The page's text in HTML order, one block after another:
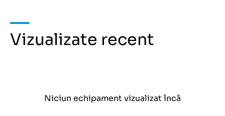
Vizualizate recent
Niciun echipament vizualizat încă